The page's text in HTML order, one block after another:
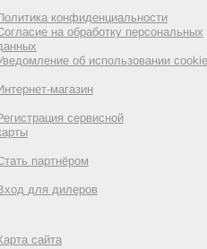
конфиденциальности
на обработку персональных
об использовании
магазин
сервисной
партнёром
для дилеров
сайта